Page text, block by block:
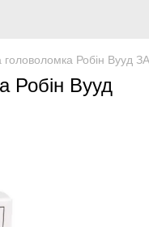
головоломка Робін Вууд
Робін Вууд